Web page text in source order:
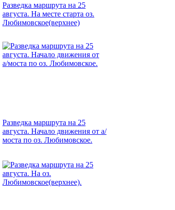
Разведка маршрута на 25
августа. На месте старта оз.
Любимовское(верхнее)
Разведка маршрута на 25
августа. Начало движения от а/
моста по оз. Любимовское.